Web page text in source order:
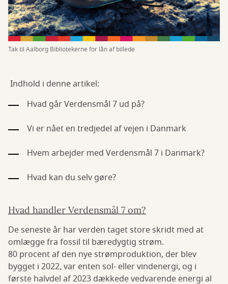
Tak til Aalborg Bibliotekerne for lån af billede
Indhold i denne artikel:
Hvad går Verdensmål 7 ud på?
Vi er nået en tredjedel af vejen i Danmark
Hvem arbejder med Verdensmål 7 i Danmark?
Hvad kan du selv gøre?
Hvad handler Verdensmål 7 om?
De seneste år har verden taget store skridt med at
omlægge fra fossil til bæredygtig strøm.
80 procent af den nye strømproduktion, der blev
bygget i 2022, var enten sol- eller vindenergi, og i
første halvdel af 2023 dækkede vedvarende energi al